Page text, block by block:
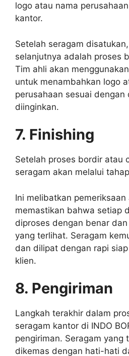
logo atau nama
kantor.
Setelah seragam
selanjutnya adalah proses
Tim ahli akan
untuk menambahkan logo
perusahaan sesuai dengan
diinginkan.
7. Finishing
Setelah proses bordir atau
seragam akan melalui
Ini melibatkan
memastikan bahwa setiap
diproses dengan benar
yang terlihat. Seragam
dan dilipat dengan rapi
klien.
8. Pengiriman
Langkah terakhir dalam
seragam kantor di INDO
pengiriman. Seragam yang
dikemas dengan hati-hati